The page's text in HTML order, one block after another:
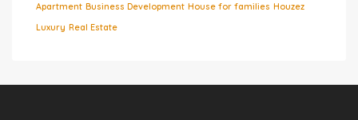
Apartment Business Development House for families Houzez
Luxury Real Estate